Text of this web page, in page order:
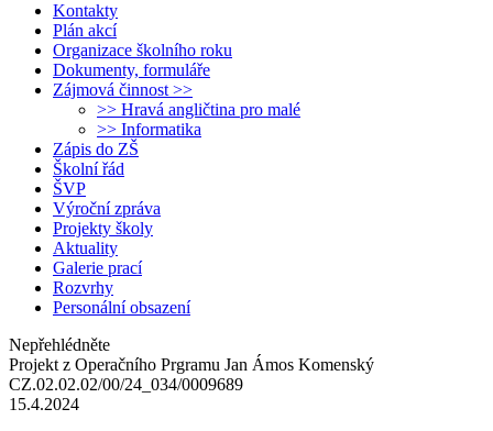
Kontakty
Plán akcí
Organizace školního roku
Dokumenty, formuláře
Zájmová činnost >>
>> Hravá angličtina pro malé
>> Informatika
Zápis do ZŠ
Školní řád
ŠVP
Výroční zpráva
Projekty školy
Aktuality
Galerie prací
Rozvrhy
Personální obsazení
Nepřehlédněte
Projekt z Operačního Prgramu Jan Ámos Komenský
CZ.02.02.02/00/24_034/0009689
15.4.2024